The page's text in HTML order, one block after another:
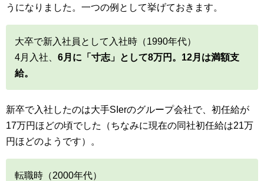
うになりました。一つの例として挙げておきます。
大卒で新入社員として入社時（1990年代）
4月入社、 6月に「寸志」として8万円。12月は満額支
給。
新卒で入社したのは大手SIerのグループ会社で、初任給が
17万円ほどの頃でした（ちなみに現在の同社初任給は21万
円ほどのようです）。
転職時（2000年代）